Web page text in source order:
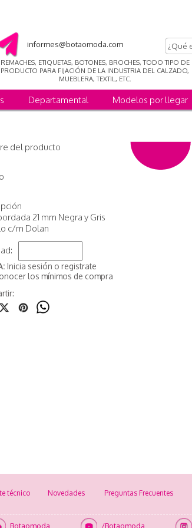
informes@botaomoda.com
REMACHES, ETIQUETAS, BOTONES, BROCHES, TODO TIPO DE
PRODUCTO PARA FIJACIÓN DE LA INDUSTRIA DEL CALZADO,
MUEBLERA, TEXTIL, ETC.
Departamental Modelos por llegar
del producto
21 mm Negra y Gris
c/m Dolan
Inicia sesión o registrate
los mínimos de compra
técnico Novedades Preguntas Frecuentes
Botaomoda /Botaomoda